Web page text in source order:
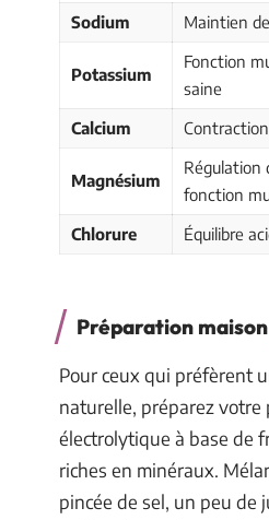
Sodium
Maintien
Potassium
Fonction
saine
Calcium
Magnésium
Régulation
fonction
Chlorure
Équilibre
Préparation maison
Pour ceux qui préfèrent
naturelle, préparez votre
électrolytique à base de
riches en minéraux.
pincée de sel, un peu de